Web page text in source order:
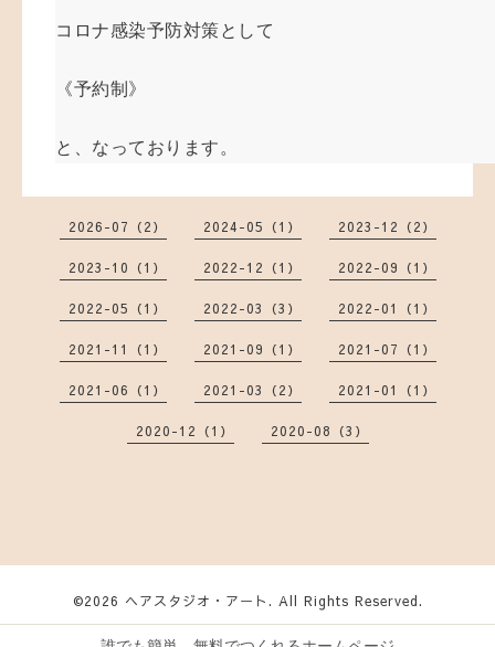
コロナ感染予防対策として
《予約制》
と、なっております。
2026-07（2） 2024-05（1） 2023-12（2）
2023-10（1） 2022-12（1） 2022-09（1）
2022-05（1） 2022-03（3） 2022-01（1）
2021-11（1） 2021-09（1） 2021-07（1）
2021-06（1） 2021-03（2） 2021-01（1）
2020-12（1） 2020-08（3）
©2026 ヘアスタジオ・アート. All Rights Reserved.